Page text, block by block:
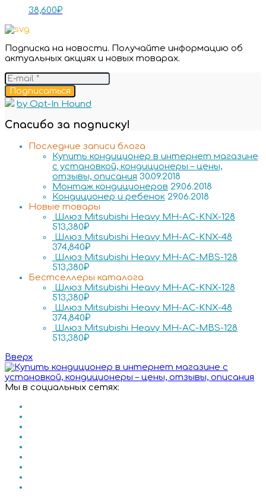
38,600₽
Подписка на новости. Получайте информацию об
актуальных акциях и новых товарах.
Подписаться
by Opt-In Hound
Спасибо за подписку!
Последние записи блога
Купить кондиционер в интернет магазине
с установкой, кондиционеры – цены,
отзывы, описания 30.09.2018
Монтаж кондиционеров 29.06.2018
Кондиционер и ребенок 29.06.2018
Новые товары
Шлюз Mitsubishi Heavy MH-AC-KNX-128
513,380₽
Шлюз Mitsubishi Heavy MH-AC-KNX-48
374,840₽
Шлюз Mitsubishi Heavy MH-AC-MBS-128
513,380₽
Бестселлеры каталога
Шлюз Mitsubishi Heavy MH-AC-KNX-128
513,380₽
Шлюз Mitsubishi Heavy MH-AC-KNX-48
374,840₽
Шлюз Mitsubishi Heavy MH-AC-MBS-128
513,380₽
Вверх
Мы в социальных сетях: